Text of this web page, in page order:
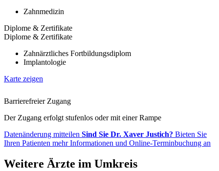
Zahnmedizin
Diplome & Zertifikate
Diplome & Zertifikate
Zahnärztliches Fortbildungsdiplom
Implantologie
Karte zeigen
Barrierefreier Zugang
Der Zugang erfolgt stufenlos oder mit einer Rampe
Datenänderung mitteilen Sind Sie Dr. Xaver Justich? Bieten Sie
Ihren Patienten mehr Informationen und Online-Terminbuchung an
Weitere Ärzte im Umkreis